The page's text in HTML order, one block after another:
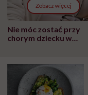
Zobacz więcej
Nie móc zostać przy
chorym dziecku w
może chyba tylko
głupota i brak
wyobraźni"